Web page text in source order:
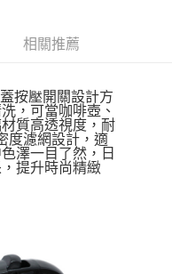
帳。
將跳轉至「AFTEE先享後付」
完成結帳。
。
中的連結，可透過四大超商／
為交易完成。
但若您需要取消訂單，請聯絡
問，請聯繫「AFTEE先享後付
support/home
費
相關推薦
按壓開關設計方
，可當咖啡壺、
質高透視度，耐
度濾網設計，適
澤一目了然，日
提升時尚精緻